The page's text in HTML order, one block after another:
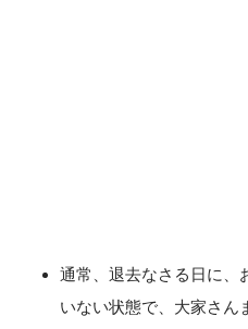
通常、退去なさる日に、
いない状態で、大家さん